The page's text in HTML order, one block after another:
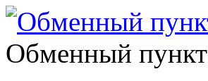
Обменный пункт